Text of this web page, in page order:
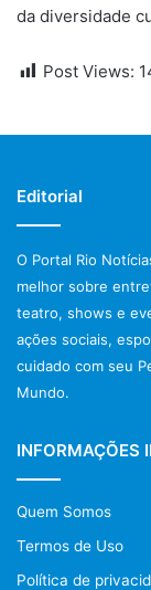
da diversidade
Post Views:
Editorial
O Portal Rio
melhor sobre
teatro, shows e
ações sociais,
cuidado com seu
Mundo.
INFORMAÇÕES
Quem Somos
Termos de Uso
Política de